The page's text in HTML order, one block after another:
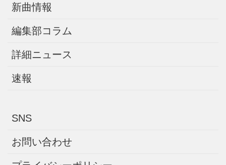
新曲情報
編集部コラム
詳細ニュース
速報
SNS
お問い合わせ